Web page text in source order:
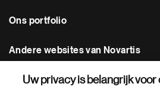
Ons portfolio
Andere websites van Novartis
Footer Site Search
Uw privacy is belangrijk voor